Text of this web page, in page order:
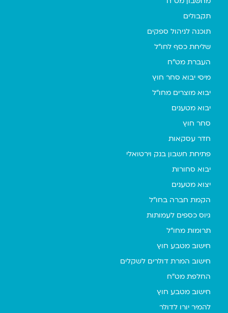
תקבולים
תוכנה לניהול ספקים
שליחת כסף לחו"ל
העברת מט"ח
מיסי יבוא סחר חוץ
יבוא מוצרים מחו"ל
יבוא מטענים
סחר חוץ
חדר עסקאות
פתיחת חשבון בנק וירטואלי
יבוא סחורות
יצוא מטענים
הקמת חברה בחו"ל
גיוס כספים לעמותות
תרומות מחו"ל
חישוב מטבע חוץ
חישוב המרת דולרים לשקלים
החלפת מט"ח
חישוב מטבע חוץ
להמיר יורו לדולר